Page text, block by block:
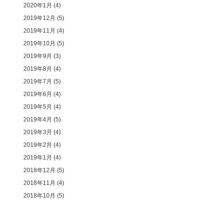
2020年1月 (4)
2019年12月 (5)
2019年11月 (4)
2019年10月 (5)
2019年9月 (3)
2019年8月 (4)
2019年7月 (5)
2019年6月 (4)
2019年5月 (4)
2019年4月 (5)
2019年3月 (4)
2019年2月 (4)
2019年1月 (4)
2018年12月 (5)
2018年11月 (4)
2018年10月 (5)